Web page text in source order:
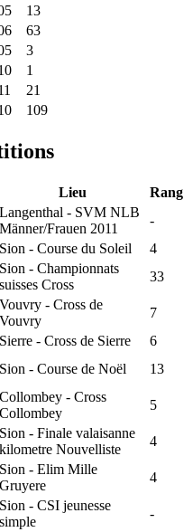
13
63
3
1
21
109
Lieu
Rang
Langenthal - SVM NLB
Männer/Frauen 2011
-
Sion - Course du Soleil
4
Sion - Championnats
suisses Cross
33
Vouvry - Cross de
Vouvry
7
Sierre - Cross de Sierre
6
Sion - Course de Noël 13
Collombey - Cross
Collombey
5
Sion - Finale valaisanne
kilometre Nouvelliste
4
Sion - Elim Mille
Gruyere
4
Sion - CSI jeunesse
simple
-